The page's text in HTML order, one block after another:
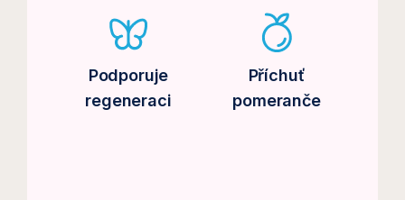
Podporuje
regeneraci
Příchuť
pomeranče